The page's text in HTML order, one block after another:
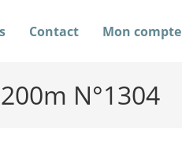
Contact Mon compte
N°1304